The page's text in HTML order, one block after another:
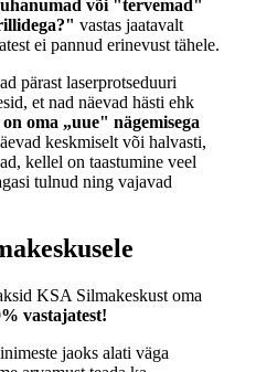
või "tervemad"
vastas jaatavalt
ei pannud erinevust tähele.
pärast laserprotseduuri
et nad näevad hästi ehk
oma „uue" nägemisega
keskmiselt või halvasti,
kellel on taastumine veel
tulnud ning vajavad
KSA Silmakeskust oma
vastajatest!
jaoks alati väga